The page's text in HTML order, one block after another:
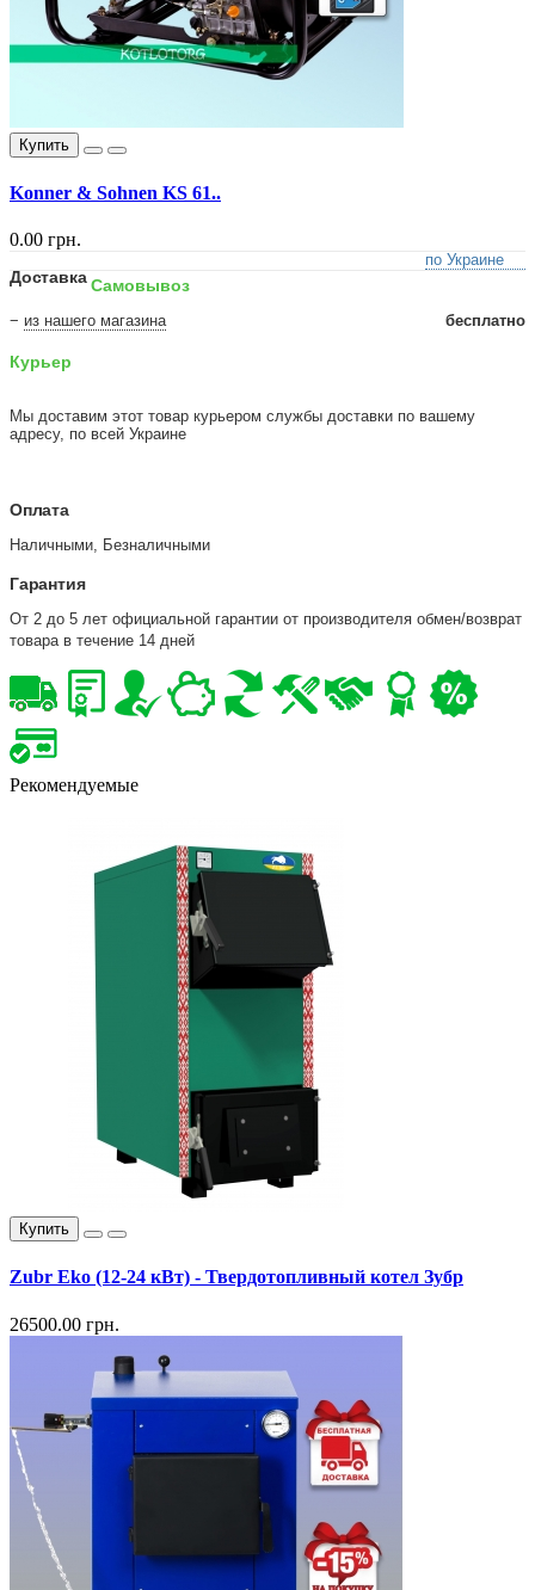
Купить
Konner & Sohnen KS 61..
0.00 грн.
Доставка
по Украине
Самовывоз
− из нашего магазина бесплатно
Курьер
Мы доставим этот товар курьером службы доставки по вашему
адресу, по всей Украине
Оплата
Наличными, Безналичными
Гарантия
От 2 до 5 лет официальной гарантии от производителя обмен/возврат
товара в течение 14 дней
Рекомендуемые
Купить
Zubr Eko (12-24 кВт) - Твердотопливный котел Зубр
26500.00 грн.